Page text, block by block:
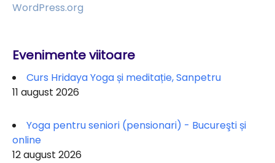
WordPress.org
Evenimente viitoare
Curs Hridaya Yoga și meditație, Sanpetru
11 august 2026
Yoga pentru seniori (pensionari) - Bucureşti și
online
12 august 2026